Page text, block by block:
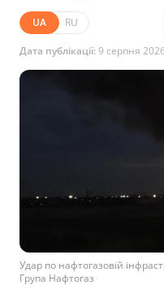
UA RU
Дата публікації:9 серпня
Удар по нафтогазовій
Група Нафтогаз